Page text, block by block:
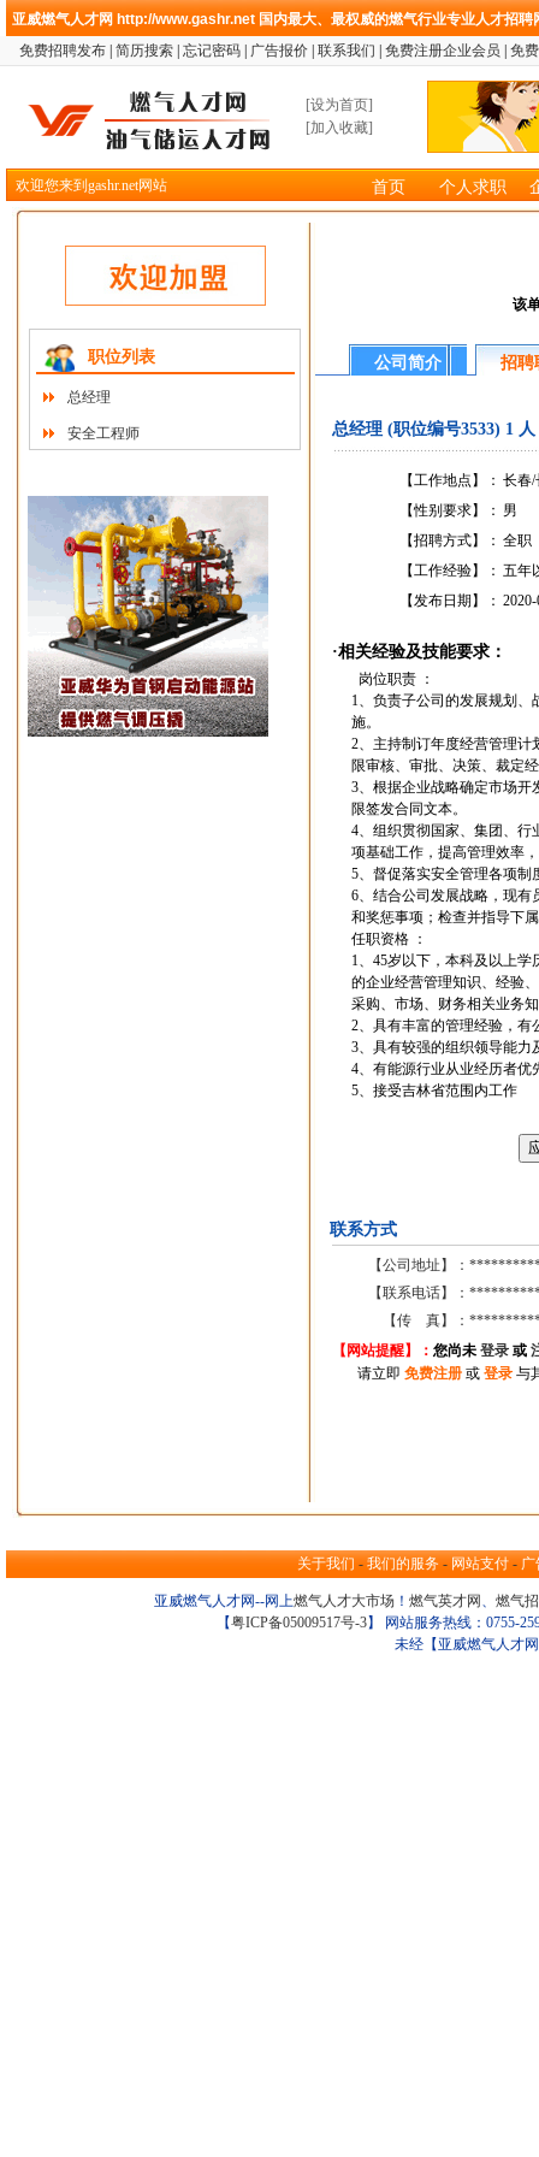
亚威燃气人才网 http://www.gashr.net 国内最大、最权威的燃气行业专业人才招
免费招聘发布 简历搜索 忘记密码 广告报价 联系我们 免费注册企业会员 免
[设为首页]
[加入收藏]
欢迎您来到gashr.net网站 首页 个人求职
职位列表
总经理
安全工程师
该
公司简介 招聘
总经理 (职位编号3533) 1 人
【工作地点】： 长春/
【性别要求】： 男
【招聘方式】： 全职
【工作经验】： 五年
【发布日期】：
·相关经验及技能要求：
岗位职责 ：
1、负责子公司的发展规划
施。
2、主持制订年度经营管理
限审核、审批、决策、裁定
3、根据企业战略确定市场
限签发合同文本。
4、组织贯彻国家、集团、
项基础工作，提高管理效率
5、督促落实安全管理各项
6、结合公司发展战略，现
和奖惩事项；检查并指导下
任职资格 ：
1、45岁以下，本科及以上
的企业经营管理知识、经验
采购、市场、财务相关业务
2、具有丰富的管理经验，有
3、具有较强的组织领导能力
4、有能源行业从业经历者优
5、接受吉林省范围内工作
联系方式
【公司地址】：
【联系电话】：
【传 真】：
【网站提醒】： 您尚未 登录 或
请立即 免费注册 或 登录 与
关于我们 - 我们的服务- 网站支付- 广
亚威燃气人才网--网上燃气人才大市场 ！ 燃气英才网 、 燃气
【粤ICP备05009517号-3】 网站服务热线：0755-
未经【亚威燃气人才